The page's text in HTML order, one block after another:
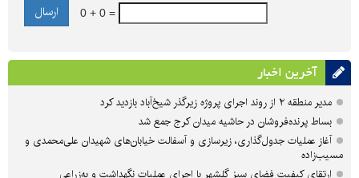
0 + 0 =
آخرین اخبار
مدیر منطقه ۲ از روند اجرای پروژه زیرگذر شیخ‌آباد بازدید کرد
بساط پرنده‌فروشان در حاشیه میدان کرج جمع شد
آغاز عملیات جدول‌گذاری، زیرسازی و آسفالت خیابان‌های شهیدان علی‌محمدی و
مسیب‌زاده
ارتقای کیفیت فضای سبز گلشهر با اجرای عملیات نگهداشت و به‌زراعی